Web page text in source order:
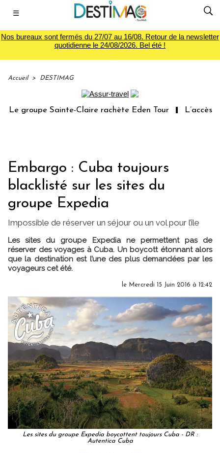
☰
Nos bureaux sont fermés du 27/07 au 16/08. Retour de la newsletter
quotidienne le 24/08/2026. Bel été !
Accueil > DESTIMAG
Le groupe Sainte-Claire rachète Eden Tour L’accès
Embargo : Cuba toujours
blacklisté sur les sites du
groupe Expedia
Impossible de réserver un séjour ou un vol pour l’île
Les sites du groupe Expedia ne permettent pas de
réserver des voyages à Cuba. Un boycott étonnant alors
que la destination est l’une des plus demandées par les
voyageurs cet été.
le Mercredi 15 Juin 2016 à 12:42
Les sites du groupe Expedia boycottent toujours Cuba - DR :
Autentica Cuba